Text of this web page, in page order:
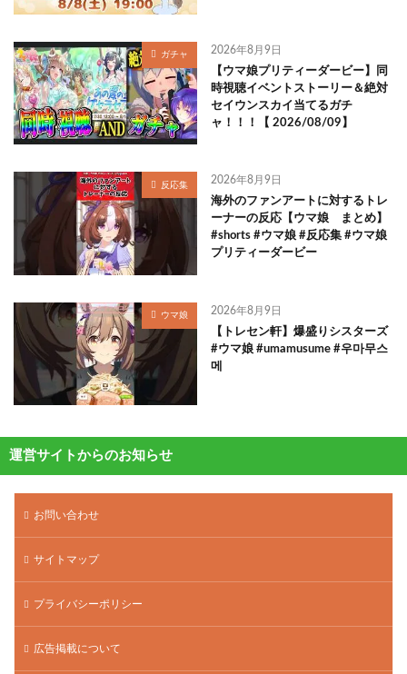
ガチャ 2026年8月9日
【ウマ娘プリティーダービー】同
時視聴イベントストーリー＆絶対
セイウンスカイ当てるガチ
ャ！！！【 2026/08/09】
反応集 2026年8月9日
海外のファンアートに対するトレ
ーナーの反応【ウマ娘 まとめ】
#shorts #ウマ娘 #反応集 #ウマ娘
プリティーダービー
ウマ娘 2026年8月9日
【トレセン軒】爆盛りシスターズ
#ウマ娘 #umamusume #우마무스
메
運営サイトからのお知らせ
お問い合わせ
サイトマップ
プライバシーポリシー
広告掲載について